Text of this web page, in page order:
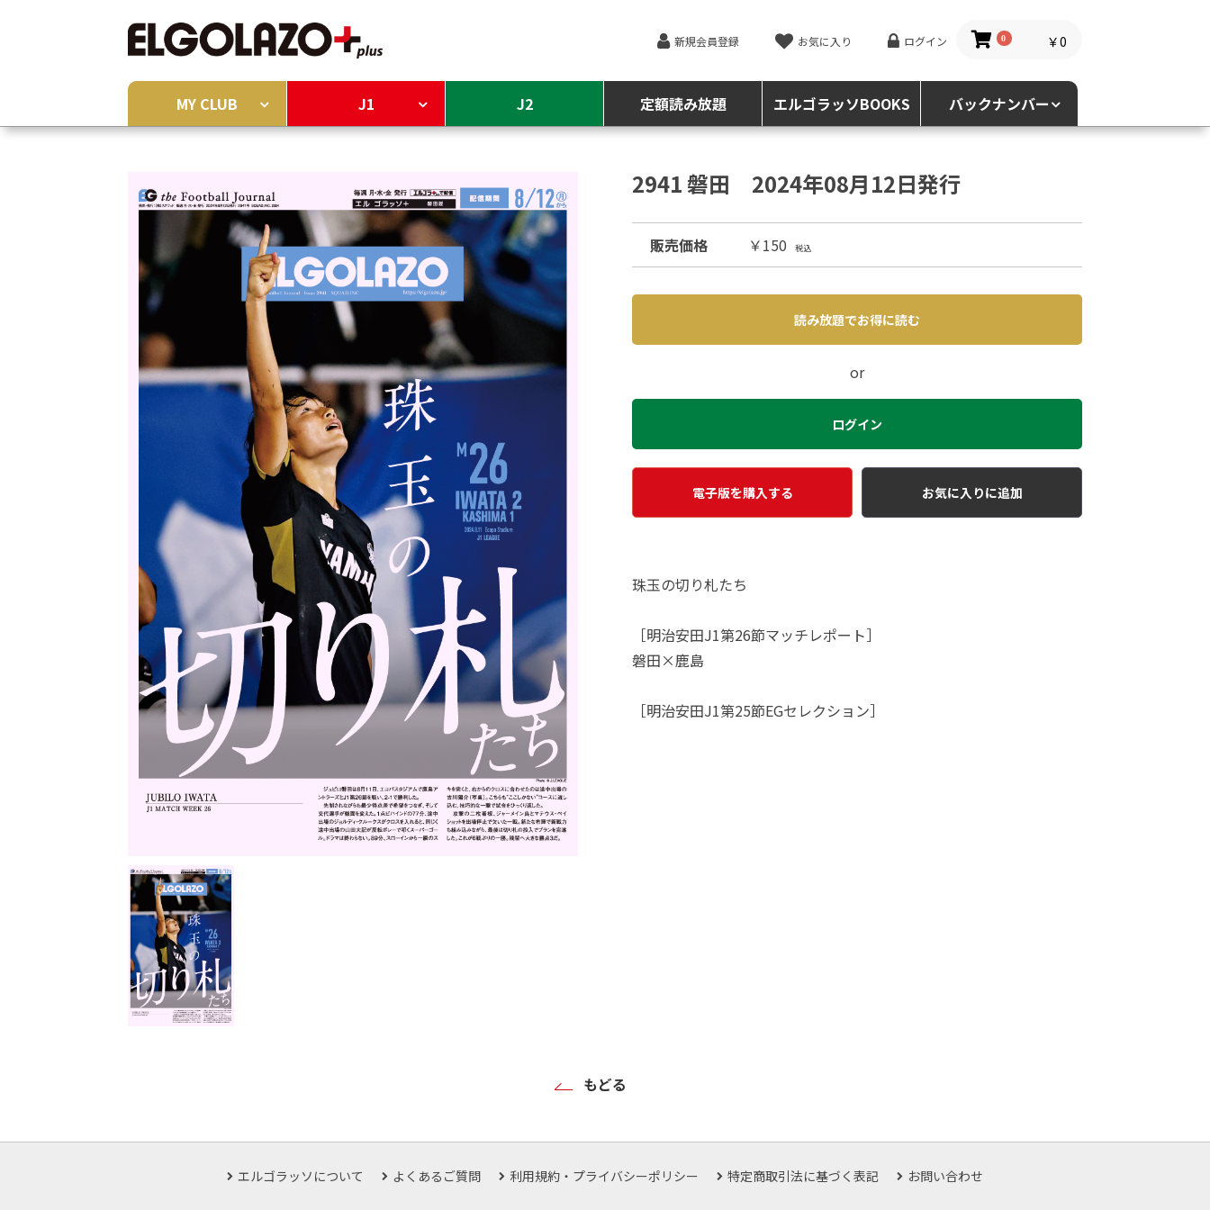
新規会員登録 お気に入り ログイン 0 ￥0
MY CLUB J1 J2 定額読み放題 エルゴラッソBOOKS バックナンバー
2941 磐田 2024年08月12日発行
販売価格 ￥150 税込
読み放題でお得に読む
or
ログイン
電子版を購入する お気に入りに追加
珠玉の切り札たち
［明治安田J1第26節マッチレポート］
磐田×鹿島
［明治安田J1第25節EGセレクション］
もどる
エルゴラッソについて よくあるご質問 利用規約・プライバシーポリシー 特定商取引法に基づく表記 お問い合わせ